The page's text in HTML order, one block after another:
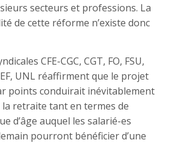
secteurs et professions. La
de cette réforme n’existe donc
CFE-CGC, CGT, FO, FSU,
UNL réaffirment que le projet
points conduirait inévitablement
retraite tant en termes de
d’âge auquel les salarié-es
pourront bénéficier d’une